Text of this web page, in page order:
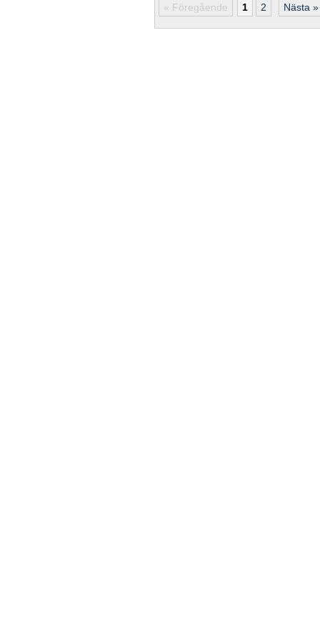
« Föregående 1 2 Nästa »